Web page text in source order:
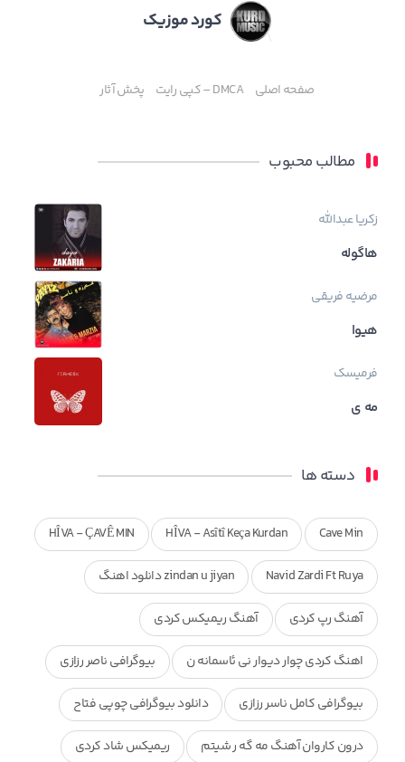
کورد موزیک
صفحه اصلی DMCA – کپی رایت پخش آثار
مطالب محبوب
زکریا عبدالله
هاگوله
مرضیه فریقی
هیوا
فرمیسک
مه ی
دسته ها
Cave Min
HÎVA - Asîtî Keça Kurdan
HÎVA - ÇAVÊ MIN
Navid Zardi Ft Ruya zindan u jiyan دانلود اهنگ
آهنگ رپ کردی آهنگ ریمیکس کردی
اهنگ کردی چوار دیوار نی ئاسمانه ن بیوگرافی ناصر رزازی
بیوگرافی کامل ناسر رزازی دانلود بیوگرافی چوپی فتاح
درون کاروان آهنگ مه گه ر شیتم ریمیکس شاد کردی